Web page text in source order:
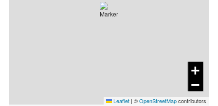
+
−
Leaflet | ©OpenStreetMapcontributors